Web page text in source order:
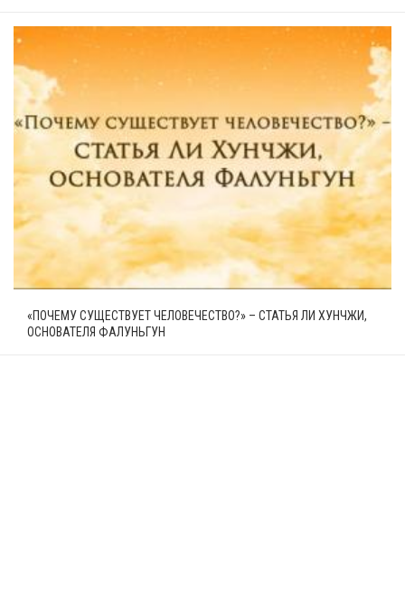
«ПОЧЕМУ СУЩЕСТВУЕТ ЧЕЛОВЕЧЕСТВО?» – СТАТЬЯ ЛИ ХУНЧЖИ,
ОСНОВАТЕЛЯ ФАЛУНЬГУН